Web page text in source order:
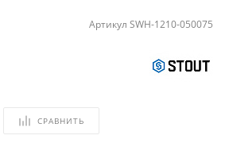
Артикул SWH-1210-050075
СРАВНИТЬ